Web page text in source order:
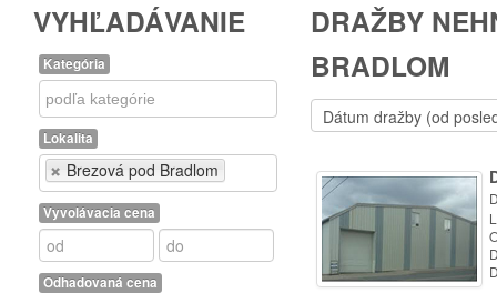
VYHĽADÁVANIE
Kategória
Kategória
Lokalita
Brezová pod Bradlom
Lokalita
Vyvolávacia cena
Odhadovaná cena
DRAŽBY
BRADLOM